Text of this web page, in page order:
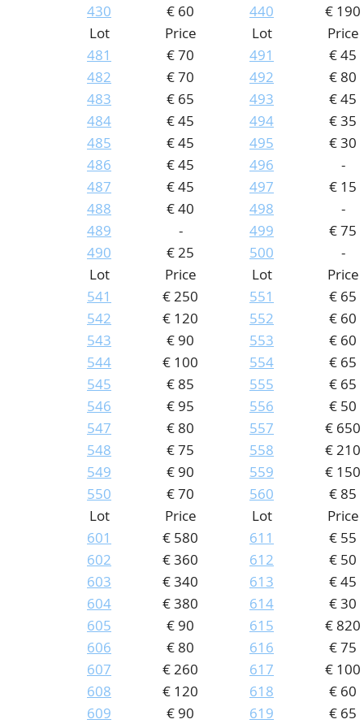
430 € 60 440
€ 190
Lot
Price
481
€ 70
482
€ 70
483
€ 65
484
€ 45
485
€ 45
486
€ 45
487
€ 45
488
€ 40
489
-
490
€ 25
Lot
Price
491
€ 45
492
€ 80
493
€ 45
494
€ 35
495
€ 30
496
-
497
€ 15
498
-
499
€ 75
500
-
Lot
Price
541
€ 250
542
€ 120
543
€ 90
544
€ 100
545
€ 85
546
€ 95
547
€ 80
548
€ 75
549
€ 90
550
€ 70
Lot
Price
551
€ 65
552
€ 60
553
€ 60
554
€ 65
555
€ 65
556
€ 50
557
€ 650
558
€ 210
559
€ 150
560
€ 85
Lot
Price
601
€ 580
602
€ 360
603
€ 340
604
€ 380
605
€ 90
606
€ 80
607
€ 260
608
€ 120
609
€ 90
Lot
Price
611
€ 55
612
€ 50
613
€ 45
614
€ 30
615
€ 820
616
€ 75
617
€ 100
618
€ 60
619
€ 65